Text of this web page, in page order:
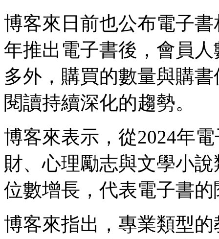
博客來日前也公布電子
年推出電子書後，會員
多外，購買的數量與購
閱讀持續深化的趨勢。
博客來表示，從2024年
財、心理勵志與文學小
位數增長，代表電子書
博客來指出，專業類型